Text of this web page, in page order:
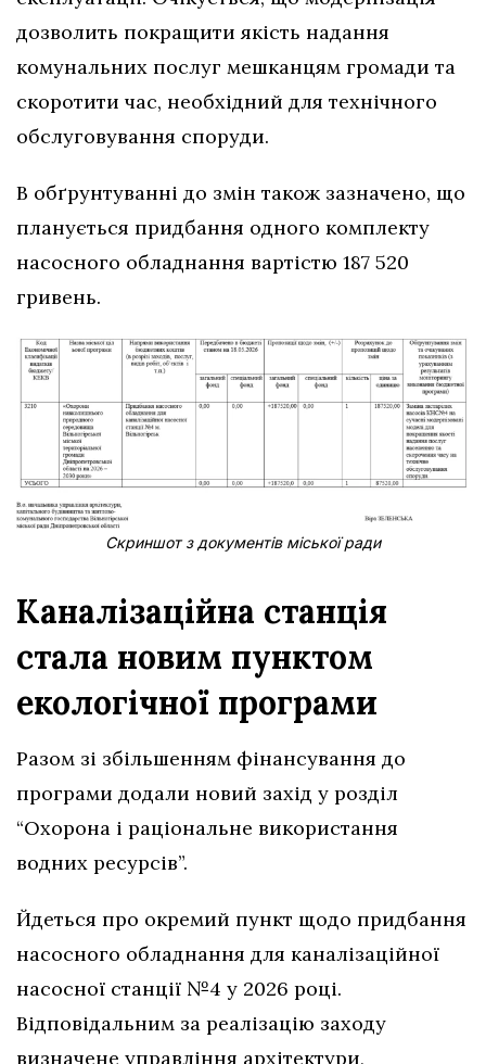
дозволить покращити якість надання
комунальних послуг мешканцям громади та
скоротити час, необхідний для технічного
обслуговування споруди.
В обґрунтуванні до змін також зазначено, що
планується придбання одного комплекту
насосного обладнання вартістю 187 520
гривень.
Скриншот з документів міської ради
Каналізаційна станція
стала новим пунктом
екологічної програми
Разом зі збільшенням фінансування до
програми додали новий захід у розділ
“Охорона і раціональне використання
водних ресурсів”.
Йдеться про окремий пункт щодо придбання
насосного обладнання для каналізаційної
насосної станції №4 у 2026 році.
Відповідальним за реалізацію заходу
визначене управління архітектури,